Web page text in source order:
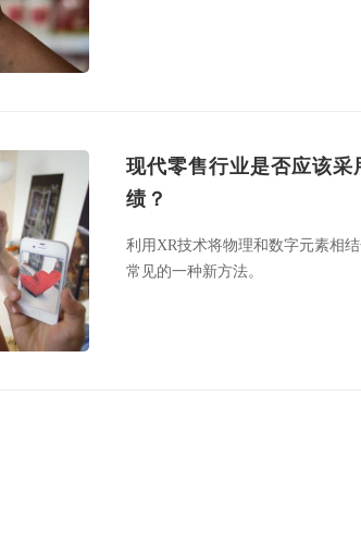
现代零售行业是否应该
绩？
利用XR技术将物理和数字元素相
常见的一种新方法。